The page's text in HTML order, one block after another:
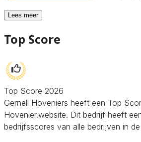
Lees meer
Top Score
Top Score 2026
Gernell Hoveniers heeft een Top
Hovenier.website. Dit bedrijf heeft
bedrijfsscores van alle bedrijven in